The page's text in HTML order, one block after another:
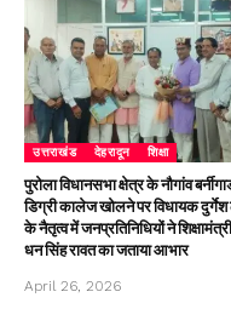
उत्तराखंड देहरादून शिक्षा
पुरोला विधानसभा क्षेत्र के नौगांव
डिग्री कालेज खोलने पर विधायक
के नैतृत्व में जनप्रतिनिधियों ने
धन सिंह रावत का जताया आभार
April 26, 2026